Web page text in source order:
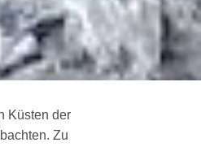
Küsten der
Zu